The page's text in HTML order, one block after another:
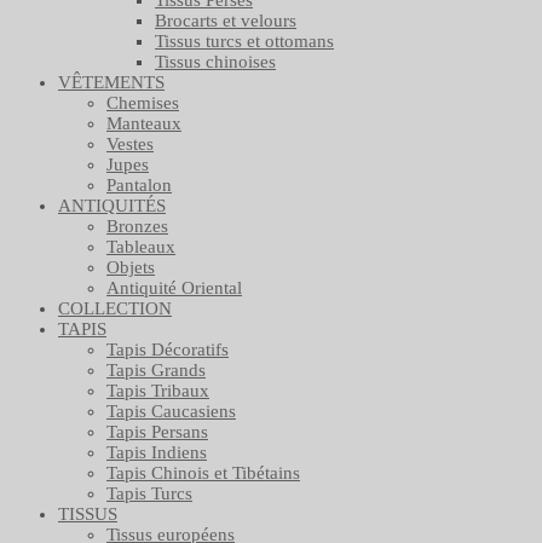
Brocarts et velours
Tissus turcs et ottomans
Tissus chinoises
VÊTEMENTS
Chemises
Manteaux
Vestes
Jupes
Pantalon
ANTIQUITÉS
Bronzes
Tableaux
Objets
Antiquité Oriental
COLLECTION
TAPIS
Tapis Décoratifs
Tapis Grands
Tapis Tribaux
Tapis Caucasiens
Tapis Persans
Tapis Indiens
Tapis Chinois et Tibétains
Tapis Turcs
TISSUS
Tissus européens